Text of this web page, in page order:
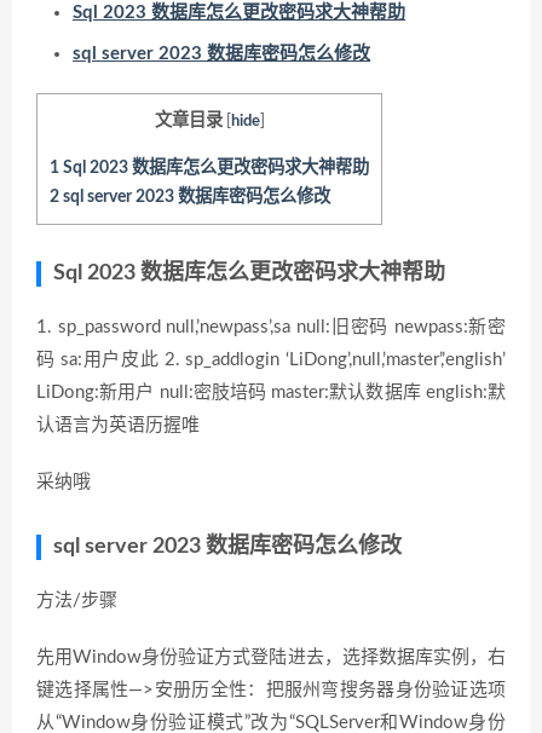
Sql 2023 数据库怎么更改密码求大神帮助
sql server 2023 数据库密码怎么修改
文章目录 hide]
1 Sql 2023 数据库怎么更改密码求大神帮助
2 sql server 2023 数据库密码怎么修改
Sql 2023 数据库怎么更改密码求大神帮助
1. sp_password null,’newpass’,sa null:旧密码 newpass:新密
码 sa:用户皮此 2. sp_addlogin ‘LiDong’,null,’master’,’english’
LiDong:新用户 null:密肢培码 master:默认数据库 english:默
认语言为英语历握唯
采纳哦
sql server 2023 数据库密码怎么修改
方法/步骤
先用Window身份验证方式登陆进去，选择数据库实例，右
键选择属性—>安册历全性：把服州弯搜务器身份验证选项
从“Window身份验证模式”改为“SQLServer和Window身份